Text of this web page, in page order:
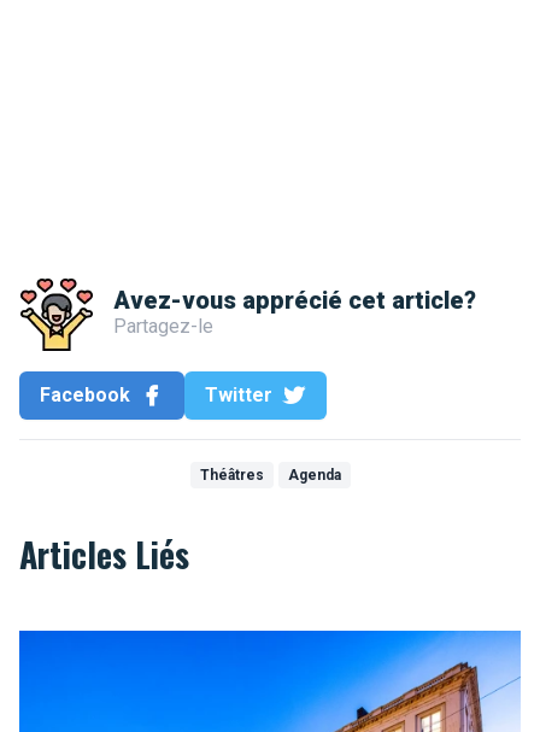
Avez-vous apprécié cet article?
Partagez-le
Facebook Twitter
Théâtres Agenda
Articles Liés
Musée BELvue pour une Belgique riche d’histoire !